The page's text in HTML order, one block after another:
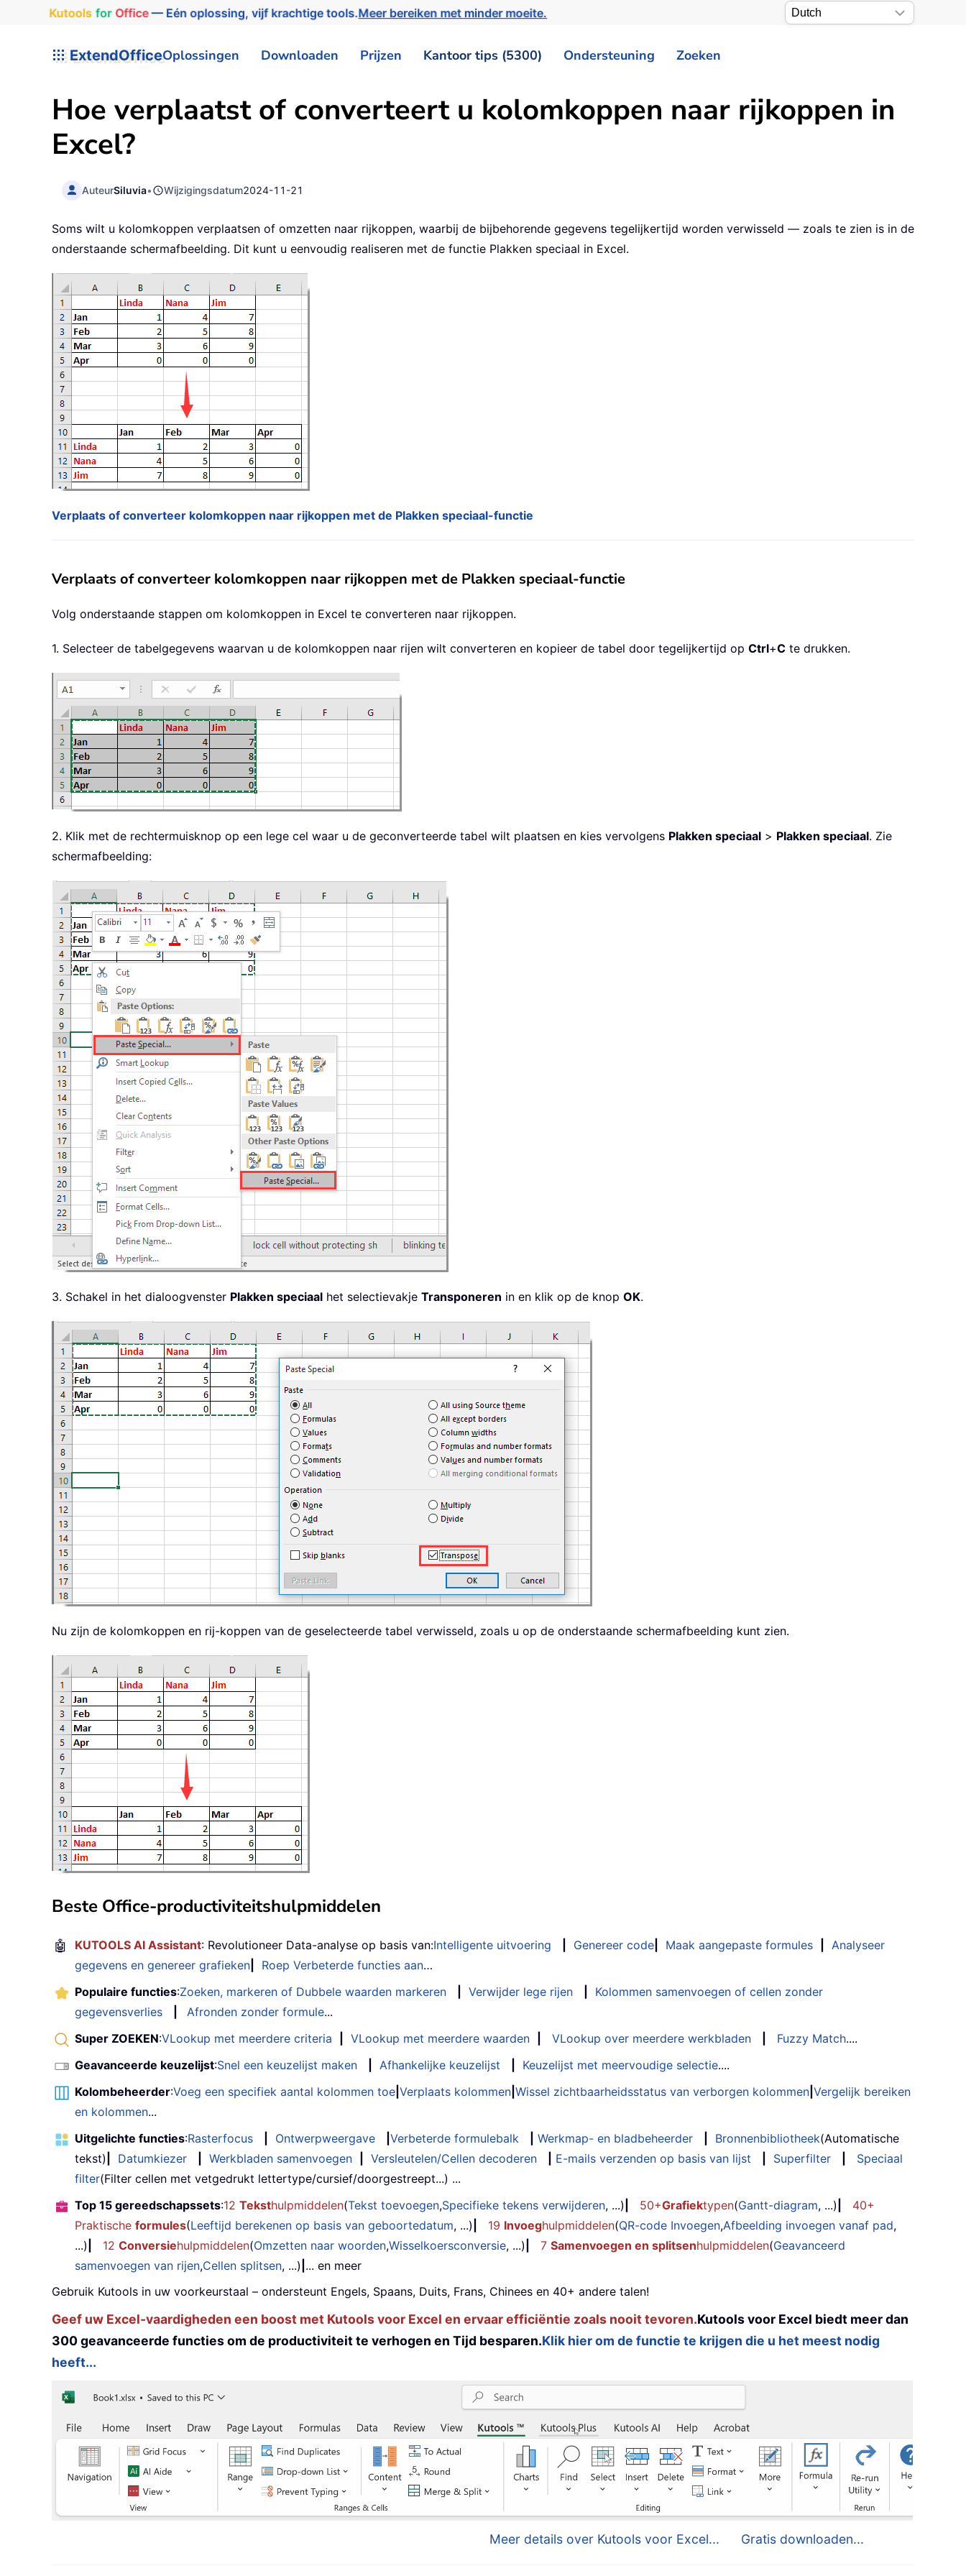
Kutools for Office— Eén oplossing, vijf krachtige tools.Meer bereiken met minder moeite.
ExtendOfficeOplossingen Downloaden Prijzen Kantoor tips (5300) Ondersteuning Zoeken
Hoe verplaatst of converteert u kolomkoppen naar rijkoppen in
Excel?
AuteurSiluvia• Wijzigingsdatum2024-11-21
Soms wilt u kolomkoppen verplaatsen of omzetten naar rijkoppen, waarbij de bijbehorende gegevens tegelijkertijd worden verwisseld — zoals te zien is in de
onderstaande schermafbeelding. Dit kunt u eenvoudig realiseren met de functie Plakken speciaal in Excel.
Verplaats of converteer kolomkoppen naar rijkoppen met de Plakken speciaal-functie
Verplaats of converteer kolomkoppen naar rijkoppen met de Plakken speciaal-functie
Volg onderstaande stappen om kolomkoppen in Excel te converteren naar rijkoppen.
1. Selecteer de tabelgegevens waarvan u de kolomkoppen naar rijen wilt converteren en kopieer de tabel door tegelijkertijd op Ctrl+C te drukken.
2. Klik met de rechtermuisknop op een lege cel waar u de geconverteerde tabel wilt plaatsen en kies vervolgens Plakken speciaal > Plakken speciaal. Zie
schermafbeelding:
3. Schakel in het dialoogvenster Plakken speciaal het selectievakje Transponeren in en klik op de knop OK.
Nu zijn de kolomkoppen en rij-koppen van de geselecteerde tabel verwisseld, zoals u op de onderstaande schermafbeelding kunt zien.
Beste Office-productiviteitshulpmiddelen
🤖 KUTOOLS AI Assistant: Revolutioneer Data-analyse op basis van:Intelligente uitvoering Genereer code Maak aangepaste formules
Analyseer
gegevens en genereer grafieken
Roep Verbeterde functies aan…
Populaire functies:Zoeken, markeren of Dubbele waarden markeren Verwijder lege rijen
Kolommen samenvoegen of cellen zonder
gegevensverlies
Afronden zonder formule...
Super ZOEKEN:VLookup met meerdere criteria VLookup met meerdere waarden VLookup over meerdere werkbladen Fuzzy Match....
Geavanceerde keuzelijst:Snel een keuzelijst maken Afhankelijke keuzelijst Keuzelijst met meervoudige selectie....
Kolombeheerder:Voeg een specifiek aantal kolommen toe Verplaats kolommen Wissel zichtbaarheidsstatus van verborgen kolommen Vergelijk bereiken
en kolommen...
Uitgelichte functies:Rasterfocus Ontwerpweergave Verbeterde formulebalk Werkmap- en bladbeheerder Bronnenbibliotheek(Automatische
tekst)
Datumkiezer Werkbladen samenvoegen Versleutelen/Cellen decoderen E-mails verzenden op basis van lijst Superfilter
Speciaal
filter(Filter cellen met vetgedrukt lettertype/cursief/doorgestreept...) ...
Top 15 gereedschapssets:12 Teksthulpmiddelen(Tekst toevoegen,Specifieke tekens verwijderen, ...) 50+Grafiektypen(Gantt-diagram, ...)
40+
Praktische formules(Leeftijd berekenen op basis van geboortedatum, ...) 19 Invoeghulpmiddelen(QR-code Invoegen,Afbeelding invoegen vanaf pad,
...)
12 Conversiehulpmiddelen(Omzetten naar woorden,Wisselkoersconversie, ...) 7 Samenvoegen en splitsenhulpmiddelen(Geavanceerd
samenvoegen van rijen,Cellen splitsen, ...) ... en meer
Gebruik Kutools in uw voorkeurstaal – ondersteunt Engels, Spaans, Duits, Frans, Chinees en 40+ andere talen!
Geef uw Excel-vaardigheden een boost met Kutools voor Excel en ervaar efficiëntie zoals nooit tevoren.Kutools voor Excel biedt meer dan
300 geavanceerde functies om de productiviteit te verhogen en Tijd besparen.Klik hier om de functie te krijgen die u het meest nodig
heeft...
Meer details over Kutools voor Excel... Gratis downloaden...